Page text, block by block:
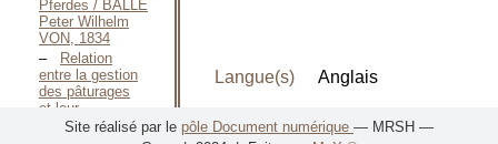
Pferdes / BALLE
Peter Wilhelm
VON, 1834
Relation
entre la gestion
des pâturages
et leur
contamination
Langue(s) Anglais
EAN 9780939049950
Site réalisé par le pôle Document numérique — MRSH —